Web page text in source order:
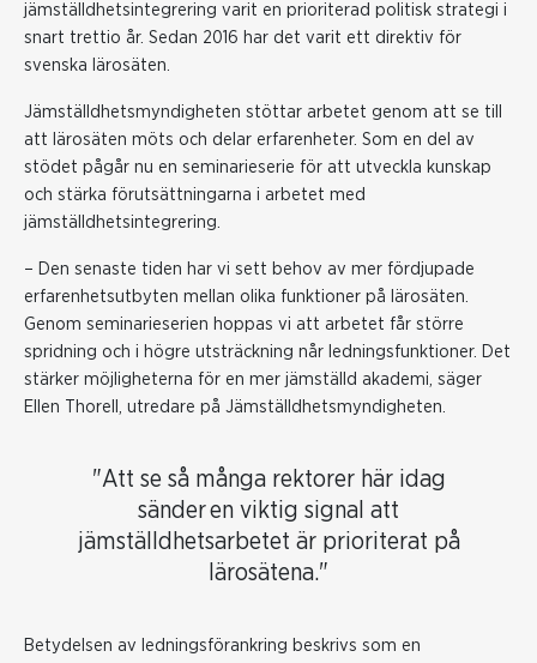
jämställdhetsintegrering varit en prioriterad politisk strategi i
snart trettio år. Sedan 2016 har det varit ett direktiv för
svenska lärosäten.
Jämställdhetsmyndigheten stöttar arbetet genom att se till
att lärosäten möts och delar erfarenheter. Som en del av
stödet pågår nu en seminarieserie för att utveckla kunskap
och stärka förutsättningarna i arbetet med
jämställdhetsintegrering.
– Den senaste tiden har vi sett behov av mer fördjupade
erfarenhetsutbyten mellan olika funktioner på lärosäten.
Genom seminarieserien hoppas vi att arbetet får större
spridning och i högre utsträckning når ledningsfunktioner. Det
stärker möjligheterna för en mer jämställd akademi, säger
Ellen Thorell, utredare på Jämställdhetsmyndigheten.
"Att se så många rektorer här idag
sänder en viktig signal att
jämställdhetsarbetet är prioriterat på
lärosätena."
Betydelsen av ledningsförankring beskrivs som en